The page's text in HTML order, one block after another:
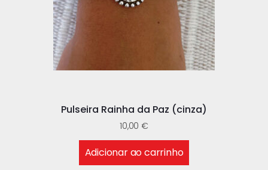
Pulseira Rainha da Paz (cinza)
10,00 €
Adicionar ao carrinho